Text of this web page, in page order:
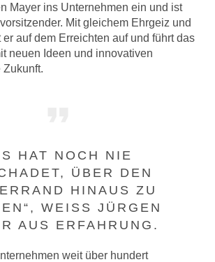
Mayer ins Unternehmen ein und ist
Mit gleichem Ehrgeiz und
er auf dem Erreichten auf und führt das
neuen Ideen und innovativen
Zukunft.
HAT NOCH NIE
ÜBER DEN
HINAUS ZU
WEISS JÜRGEN M
AUS ERFAHRUNG.
weit über hundert